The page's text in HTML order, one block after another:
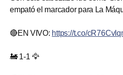
empató el marcador para La
🔴EN VIVO: https://t.co/
🚂 1-1 🦅